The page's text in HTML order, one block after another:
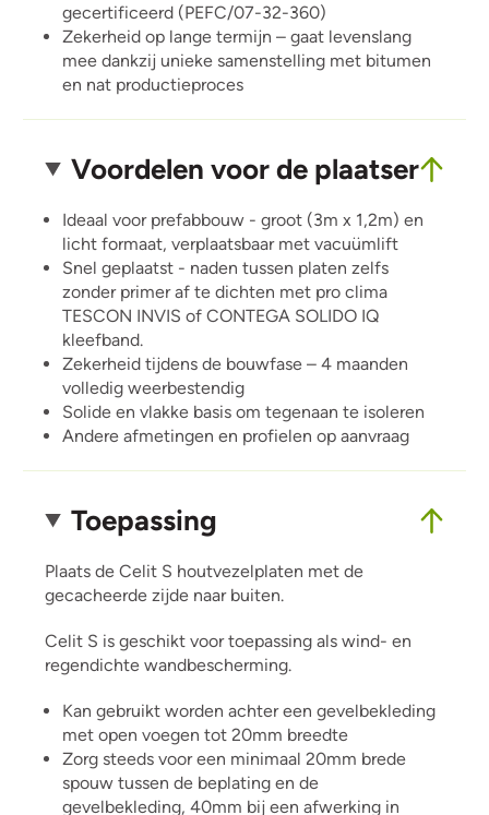
gecertificeerd (PEFC/07-32-360)
Zekerheid op lange termijn – gaat levenslang
mee dankzij unieke samenstelling met bitumen
en nat productieproces
Voordelen voor de plaatser
Ideaal voor prefabbouw - groot (3m x 1,2m) en
licht formaat, verplaatsbaar met vacuümlift
Snel geplaatst - naden tussen platen zelfs
zonder primer af te dichten met pro clima
TESCON INVIS of CONTEGA SOLIDO IQ
kleefband.
Zekerheid tijdens de bouwfase – 4 maanden
volledig weerbestendig
Solide en vlakke basis om tegenaan te isoleren
Andere afmetingen en profielen op aanvraag
Toepassing
Plaats de Celit S houtvezelplaten met de
gecacheerde zijde naar buiten.
Celit S is geschikt voor toepassing als wind- en
regendichte wandbescherming.
Kan gebruikt worden achter een gevelbekleding
met open voegen tot 20mm breedte
Zorg steeds voor een minimaal 20mm brede
spouw tussen de beplating en de
gevelbekleding, 40mm bij een afwerking in